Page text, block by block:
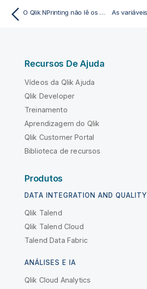
O Qlik NPrinting não lê os certificados do Qlik Sense
Recursos De Ajuda
Vídeos da Qlik Ajuda
Qlik Developer
Treinamento
Aprendizagem do Qlik
Qlik Customer Portal
Biblioteca de recursos
Produtos
DATA INTEGRATION AND QUALITY
Qlik Talend
Qlik Talend Cloud
Talend Data Fabric
ANÁLISES E IA
Qlik Cloud Analytics